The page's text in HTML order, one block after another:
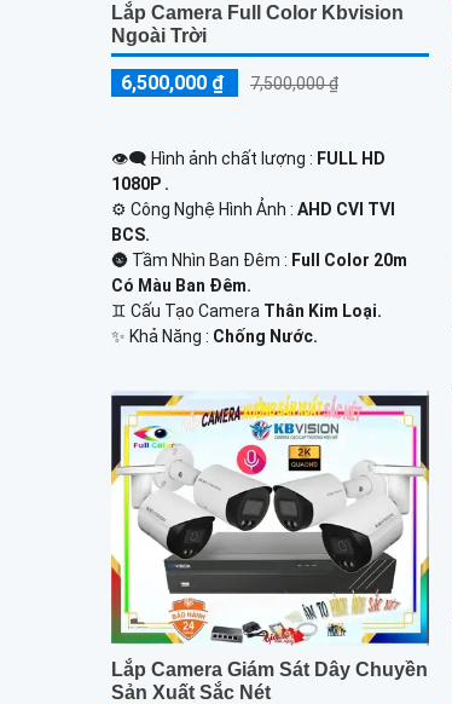
Lắp Camera Full Color Kbvision
Ngoài Trời
6,500,000 ₫ 7,500,000 ₫
👁️‍🗨 Hình ảnh chất lượng : FULL HD
1080P .
⚙ Công Nghệ Hình Ảnh : AHD CVI TVI
BCS.
🌚 Tầm Nhìn Ban Đêm : Full Color 20m
Có Màu Ban Đêm.
♊ Cấu Tạo Camera Thân Kim Loại.
️✨ Khả Năng : Chống Nước.
Lắp Camera Giám Sát Dây Chuyền
Sản Xuất Sắc Nét